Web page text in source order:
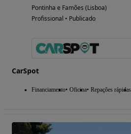
Pontinha e Famões (Lisboa)
Profissional • Publicado
CarSpot
Financiamento Oficina Repações rápidas